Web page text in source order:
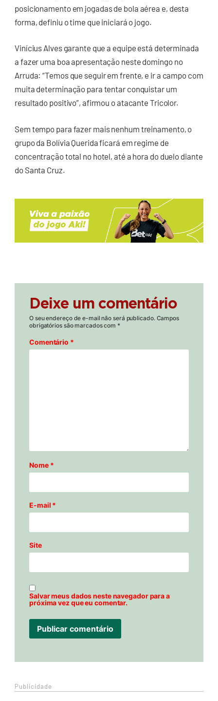
posicionamento em jogadas de bola aérea e, desta
forma, definiu o time que iniciará o jogo.
Vinícius Alves garante que a equipe está determinada
a fazer uma boa apresentação neste domingo no
Arruda: “Temos que seguir em frente, e ir a campo com
muita determinação para tentar conquistar um
resultado positivo”, afirmou o atacante Tricolor.
Sem tempo para fazer mais nenhum treinamento, o
grupo da Bolívia Querida ficará em regime de
concentração total no hotel, até a hora do duelo diante
do Santa Cruz.
Deixe um comentário
O seu endereço de e-mail não será publicado. Campos
obrigatórios são marcados com *
Comentário *
Nome *
E-mail *
Site
Salvar meus dados neste navegador para a
próxima vez que eu comentar.
Publicidade